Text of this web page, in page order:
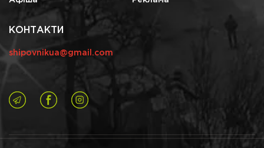
КОНТАКТИ
shipovnikua@gmail.com